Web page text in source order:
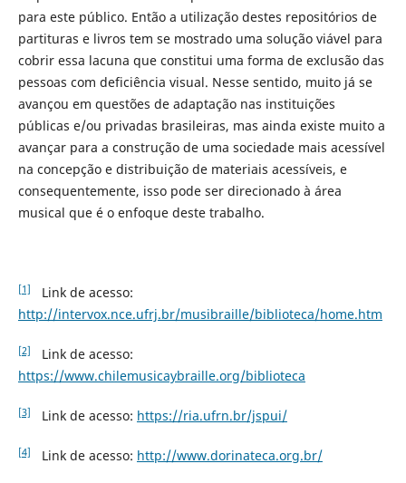
para este público. Então a utilização destes repositórios de
partituras e livros tem se mostrado uma solução viável para
cobrir essa lacuna que constitui uma forma de exclusão das
pessoas com deficiência visual. Nesse sentido, muito já se
avançou em questões de adaptação nas instituições
públicas e/ou privadas brasileiras, mas ainda existe muito a
avançar para a construção de uma sociedade mais acessível
na concepção e distribuição de materiais acessíveis, e
consequentemente, isso pode ser direcionado à área
musical que é o enfoque deste trabalho.
[1]
Link de acesso:
http://intervox.nce.ufrj.br/musibraille/biblioteca/home.htm
[2]
Link de acesso:
https://www.chilemusicaybraille.org/biblioteca
[3] Link de acesso: https://ria.ufrn.br/jspui/
[4] Link de acesso: http://www.dorinateca.org.br/